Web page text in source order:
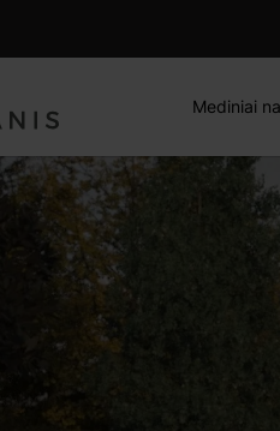
Mediniai